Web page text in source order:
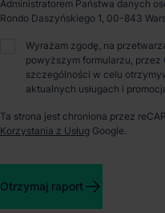
Sprawdź, kiedy ją
prawne.
Spotkanie i
Zaprosimy
pokażemy
Administratorem Państwa danych
Rondo Daszyńskiego 1, 00-843
Wyrażam zgodę, na
powyższym formularzu, przez
szczególności w celu
aktualnych usługach i
Ta strona jest chroniona przez
Korzystania z Usług Google.
Otrzymaj raport